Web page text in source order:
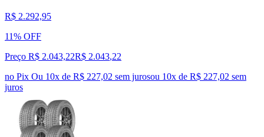
R$ 2.292,95
11% OFF
Preço R$ 2.043,22R$ 2.043,22
no Pix Ou 10x de R$ 227,02 sem jurosou 10x de R$ 227,02 sem
juros